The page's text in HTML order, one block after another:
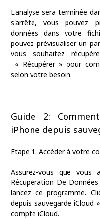
L'analyse sera terminée
s'arrête, vous pouvez
données dans votre
pouvez prévisualiser un
vous souhaitez
« Récupérer » pour
selon votre besoin.
Guide 2:
iPhone depuis
Etape 1. Accéder à votre
Assurez-vous que vous
Récupération De
lancez ce programme.
depuis sauvegarde iCloud
compte iCloud.